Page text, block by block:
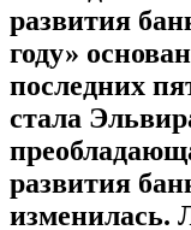
развития
году»
последних
стала
развития
изменилась.